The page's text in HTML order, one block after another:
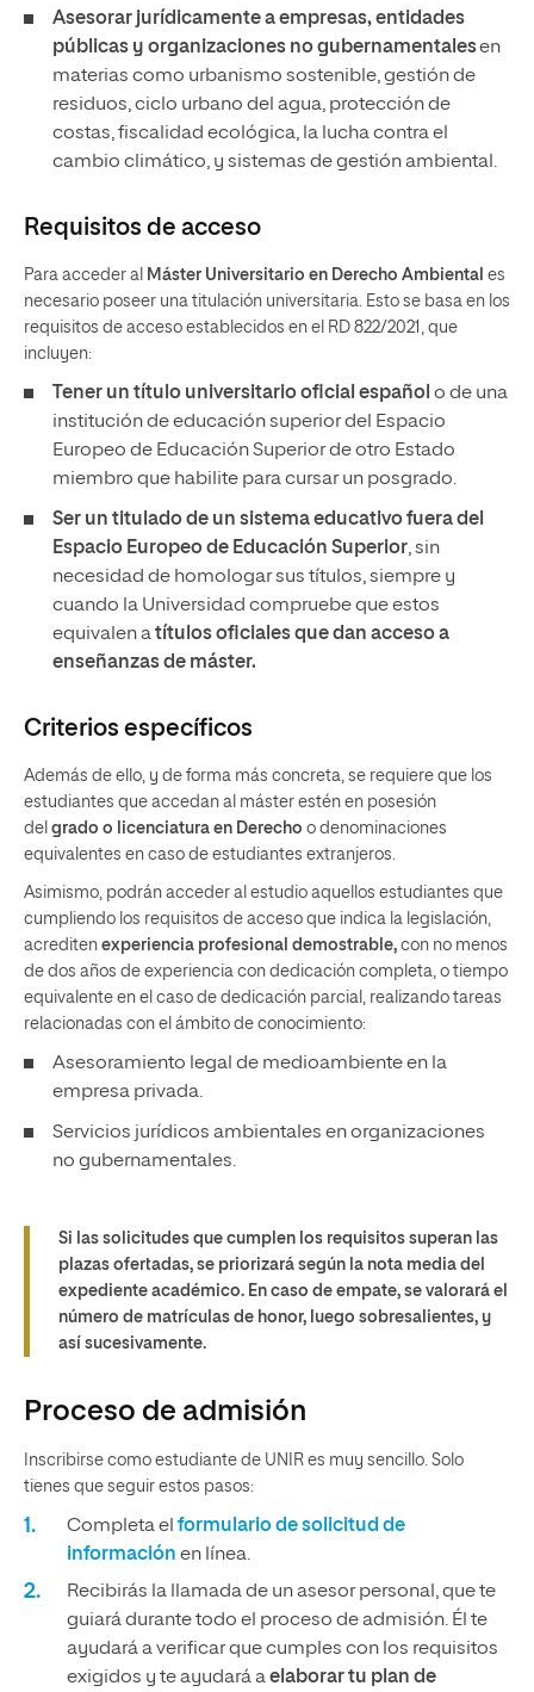
Asesorar jurídicamente a empresas, entidades
públicas y organizaciones no gubernamentalesen
materias como urbanismo sostenible, gestión de
residuos, ciclo urbano del agua, protección de
costas, fiscalidad ecológica, la lucha contra el
cambio climático, y sistemas de gestión ambiental.
Requisitos de acceso
Para acceder al Máster Universitario en Derecho Ambiental es
necesario poseer una titulación universitaria. Esto se basa en los
requisitos de acceso establecidos en el RD 822/2021, que
incluyen:
Tener un título universitario oficial español o de una
institución de educación superior del Espacio
Europeo de Educación Superior de otro Estado
miembro que habilite para cursar un posgrado.
Ser un titulado de un sistema educativo fuera del
Espacio Europeo de Educación Superior, sin
necesidad de homologar sus títulos, siempre y
cuando la Universidad compruebe que estos
equivalen atítulos oficiales que dan acceso a
enseñanzas de máster.
Criterios específicos
Además de ello, y de forma más concreta, se requiere que los
estudiantes que accedan al máster estén en posesión
del grado o licenciatura en Derecho o denominaciones
equivalentes en caso de estudiantes extranjeros.
Asimismo, podrán acceder al estudio aquellos estudiantes que
cumpliendo los requisitos de acceso que indica la legislación,
acrediten experiencia profesional demostrable, con no menos
de dos años de experiencia con dedicación completa, o tiempo
equivalente en el caso de dedicación parcial, realizando tareas
relacionadas con el ámbito de conocimiento:
Asesoramiento legal de medioambiente en la
empresa privada.
Servicios jurídicos ambientales en organizaciones
no gubernamentales.
Si las solicitudes que cumplen los requisitos superan las
plazas ofertadas, se priorizará según la nota media del
expediente académico. En caso de empate, se valorará el
número de matrículas de honor, luego sobresalientes, y
así sucesivamente.
Proceso de admisión
Inscribirse como estudiante de UNIR es muy sencillo. Solo
tienes que seguir estos pasos:
Completa el formulario de solicitud de
información en línea.
Recibirás la llamada de un asesor personal, que te
guiará durante todo el proceso de admisión. Él te
ayudará a verificar que cumples con los requisitos
exigidos y te ayudará aelaborar tu plan de